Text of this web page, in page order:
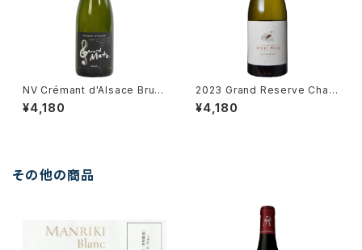
NV Crémant d'Alsace Brut /
Gérard Metz
¥4,180
2023 Grand Reserve Char
donnay / Dm. Paul Mas
¥4,180
その他の商品